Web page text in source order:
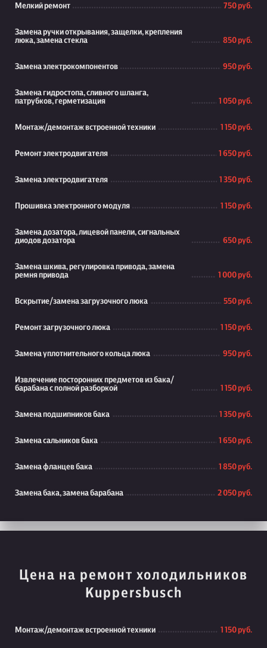
Мелкий ремонт 750 руб.
Замена ручки открывания, защелки, крепления
люка, замена стекла
850 руб.
Замена электрокомпонентов 950 руб.
Замена гидростопа, сливного шланга,
патрубков, герметизация
1 050 руб.
Монтаж/демонтаж встроенной техники 1 150 руб.
Ремонт электродвигателя 1 650 руб.
Замена электродвигателя 1 350 руб.
Прошивка электронного модуля 1 150 руб.
Замена дозатора, лицевой панели, сигнальных
диодов дозатора
650 руб.
Замена шкива, регулировка привода, замена
ремня привода
1 000 руб.
Вскрытие/замена загрузочного люка 550 руб.
Ремонт загрузочного люка 1 150 руб.
Замена уплотнительного кольца люка 950 руб.
Извлечение посторонних предметов из бака/
барабана с полной разборкой
1 150 руб.
Замена подшипников бака 1 350 руб.
Замена сальников бака 1 650 руб.
Замена фланцев бака 1 850 руб.
Замена бака, замена барабана 2 050 руб.
Цена на ремонт холодильников
Kuppersbusch
Монтаж/демонтаж встроенной техники 1 150 руб.